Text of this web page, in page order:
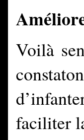
Voilà
faciliter